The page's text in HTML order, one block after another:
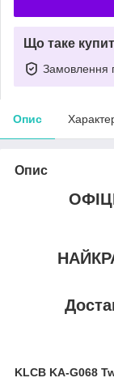
Що таке
Замовлення
Опис
Опис
KLCB KA-G068